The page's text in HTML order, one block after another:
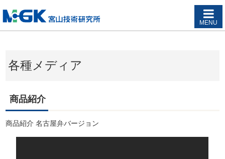
各種メディア
商品紹介
商品紹介 名古屋弁バージョン
MENU